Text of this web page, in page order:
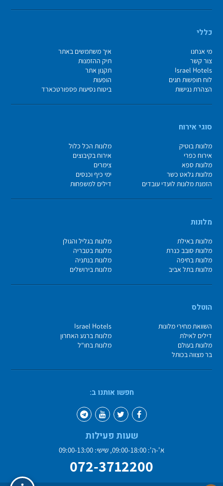
כללי
מי אנחנו
איך משתמשים באתר
צור קשר
תיק ההזמנות
Israel Hotels
תקנון אתר
לוח חופשות חגים
הופעות
הצהרת נגישות
ביטוח נסיעות פספורטכארד
סוגי אירוח
מלונות בוטיק
מלונות הכל כלול
אירוח כפרי
אירוח בקיבוצים
מלונות ספא
צימרים
מלונות גלאט כשר
ימי כיף וכנסים
הזמנת מלונות לועדי עובדים
דילים למשפחות
מלונות
מלונות באילת
מלונות בגליל והגולן
מלונות סובב כנרת
מלונות בטבריה
מלונות בחיפה
מלונות בנתניה
מלונות בתל אביב
מלונות בירושלים
הוטלס
השוואת מחירי מלונות
Israel Hotels
דילים לאילת
מלונות ברגע האחרון
מלונות בעולם
מלונות בחו"ל
בר מצווה בכותל
חפשו אותנו ב:
שעות פעילות
א'-ה': 09:00-18:00, שישי: 09:00-13:00
072-3712200